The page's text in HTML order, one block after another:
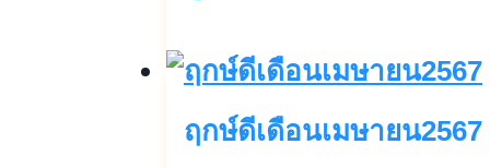
เดือน
ฤกษ์ดีเดือนเมษายน2567